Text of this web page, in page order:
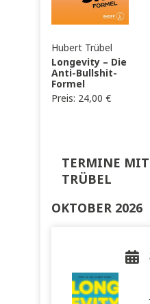
Hubert Trübel
Longevity – Die
Anti-Bullshit-
Formel
Preis: 24,00€
TERMINE
TRÜBEL
OKTOBER 2026